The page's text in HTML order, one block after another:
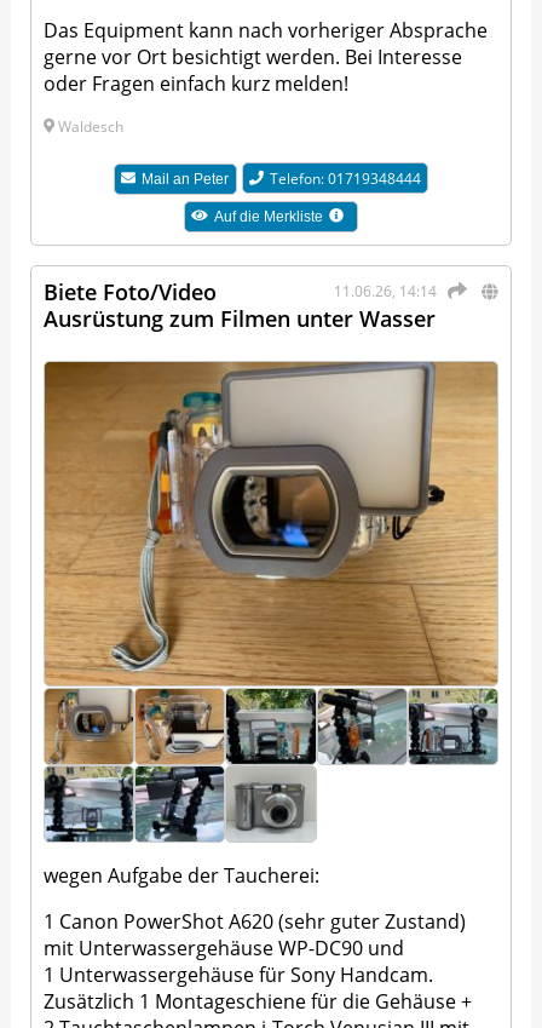
Das Equipment kann nach vorheriger Absprache
gerne vor Ort besichtigt werden. Bei Interesse
oder Fragen einfach kurz melden!
Waldesch
Mail an Peter Telefon: 01719348444
Auf die Merkliste
11.06.26, 14:14
Biete Foto/Video
Ausrüstung zum Filmen unter Wasser
wegen Aufgabe der Taucherei:
1 Canon PowerShot A620 (sehr guter Zustand)
mit Unterwassergehäuse WP-DC90 und
1 Unterwassergehäuse für Sony Handcam.
Zusätzlich 1 Montageschiene für die Gehäuse +